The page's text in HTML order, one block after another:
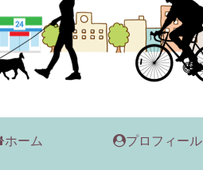
ホーム プロフィール